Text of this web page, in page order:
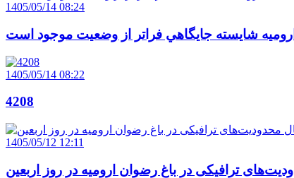
1405/05/14 08:24
اروميه شايسته جايگاهي فراتر از وضعيت موجود است
1405/05/14 08:22
4208
1405/05/12 12:11
ترافیکی در باغ رضوان ارومیه در روز اربعین